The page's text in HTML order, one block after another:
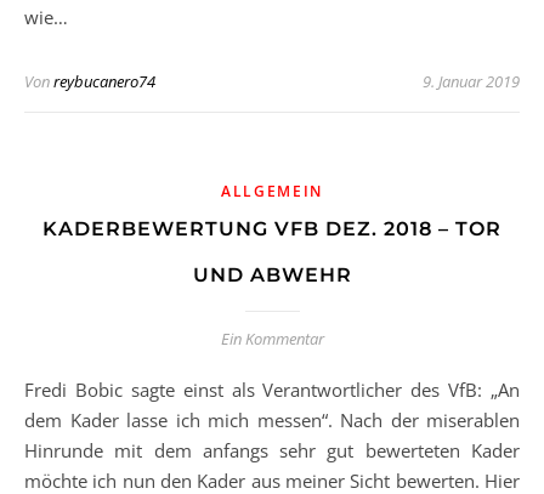
wie…
Vonreybucanero74 9. Januar 2019
ALLGEMEIN
KADERBEWERTUNG VFB DEZ. 2018 – TOR
UND ABWEHR
Ein Kommentar
Fredi Bobic sagte einst als Verantwortlicher des VfB: „An
dem Kader lasse ich mich messen“. Nach der miserablen
Hinrunde mit dem anfangs sehr gut bewerteten Kader
möchte ich nun den Kader aus meiner Sicht bewerten. Hier